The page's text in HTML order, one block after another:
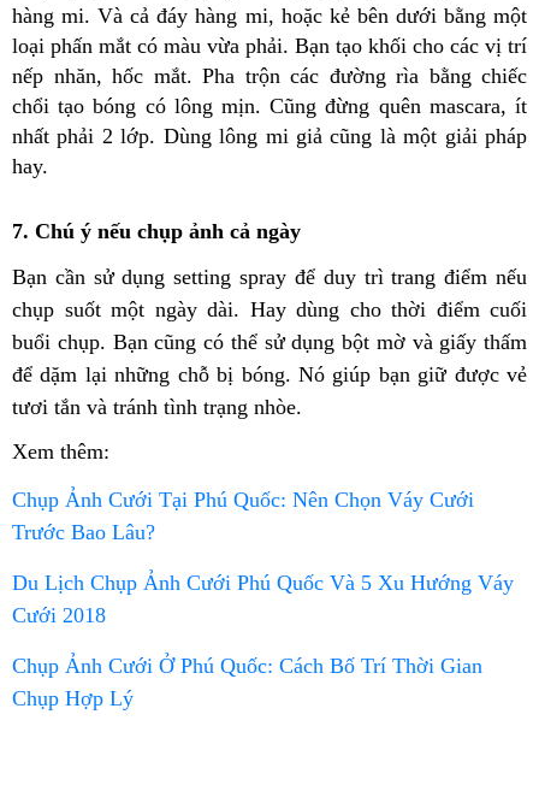
hàng mi. Và cả đáy hàng mi, hoặc kẻ bên dưới bằng một
loại phấn mắt có màu vừa phải. Bạn tạo khối cho các vị trí
nếp nhăn, hốc mắt. Pha trộn các đường rìa bằng chiếc
chổi tạo bóng có lông mịn. Cũng đừng quên mascara, ít
nhất phải 2 lớp. Dùng lông mi giả cũng là một giải pháp
hay.
7. Chú ý nếu chụp ảnh cả ngày
Bạn cần sử dụng setting spray để duy trì trang điểm nếu
chụp suốt một ngày dài. Hay dùng cho thời điểm cuối
buổi chụp. Bạn cũng có thể sử dụng bột mờ và giấy thấm
để dặm lại những chỗ bị bóng. Nó giúp bạn giữ được vẻ
tươi tắn và tránh tình trạng nhòe.
Xem thêm:
Chụp Ảnh Cưới Tại Phú Quốc: Nên Chọn Váy Cưới
Trước Bao Lâu?
Du Lịch Chụp Ảnh Cưới Phú Quốc Và 5 Xu Hướng Váy
Cưới 2018
Chụp Ảnh Cưới Ở Phú Quốc: Cách Bố Trí Thời Gian
Chụp Hợp Lý